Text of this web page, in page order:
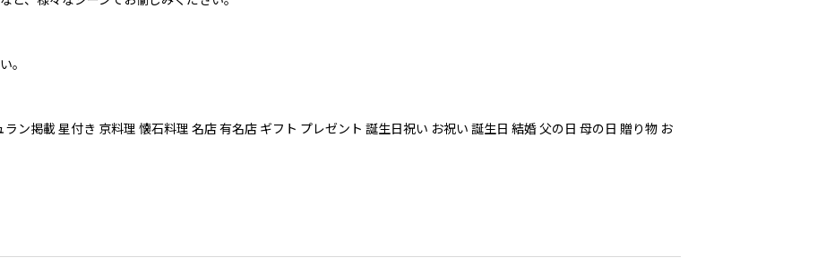
。
ラン掲載 星付き 京料理 懐石料理 名店 有名店 ギフト プレゼント 誕生日祝い お祝い 誕生日 結婚 父の日 母の日 贈り物 お